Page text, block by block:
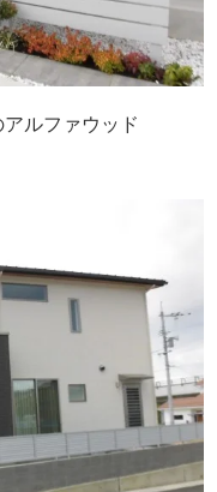
ルファウッド